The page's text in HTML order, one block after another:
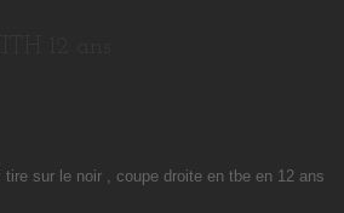
sur le noir , coupe droite en tbe en 12 ans